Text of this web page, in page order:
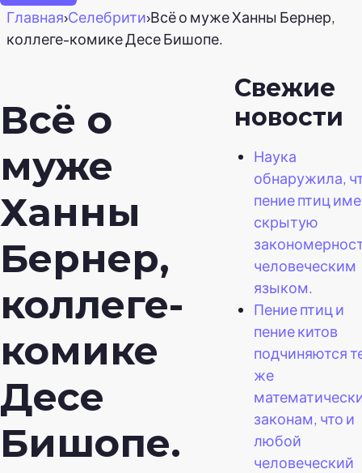
Главная›Селебрити›Всё о муже Ханны Бернер,
коллеге-комике Десе Бишопе.
Всё о
муже
Ханны
Бернер,
коллеге-
комике
Десе
Бишопе.
Свежие
новости
Наука
обнаружила,
пение птиц
скрытую
человеческим
языком.
Пение птиц и
пение китов
подчиняются
же
законам, что и
любой
человеческий